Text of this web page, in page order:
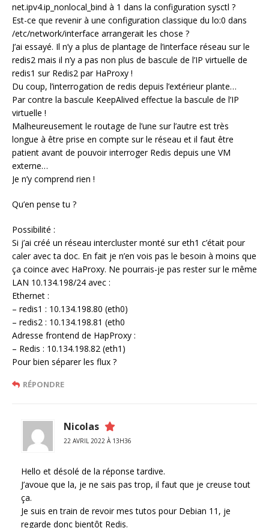
net.ipv4.ip_nonlocal_bind à 1 dans la configuration sysctl ?
Est-ce que revenir à une configuration classique du lo:0 dans
/etc/network/interface arrangerait les chose ?
J’ai essayé. Il n’y a plus de plantage de l’interface réseau sur le
redis2 mais il n’y a pas non plus de bascule de l’IP virtuelle de
redis1 sur Redis2 par HaProxy !
Du coup, l’interrogation de redis depuis l’extérieur plante…
Par contre la bascule KeepAlived effectue la bascule de l’IP
virtuelle !
Malheureusement le routage de l’une sur l’autre est très
longue à être prise en compte sur le réseau et il faut être
patient avant de pouvoir interroger Redis depuis une VM
externe…
Je n’y comprend rien !
Qu’en pense tu ?
Possibilité :
Si j’ai créé un réseau intercluster monté sur eth1 c’était pour
caler avec ta doc. En fait je n’en vois pas le besoin à moins que
ça coince avec HaProxy. Ne pourrais-je pas rester sur le même
LAN 10.134.198/24 avec :
Ethernet :
– redis1 : 10.134.198.80 (eth0)
– redis2 : 10.134.198.81 (eth0
Adresse frontend de HapProxy :
– Redis : 10.134.198.82 (eth1)
Pour bien séparer les flux ?
RÉPONDRE
Nicolas
22 AVRIL 2022 À 13H36
Hello et désolé de la réponse tardive.
J’avoue que la, je ne sais pas trop, il faut que je creuse tout
ça.
Je suis en train de revoir mes tutos pour Debian 11, je
regarde donc bientôt Redis.